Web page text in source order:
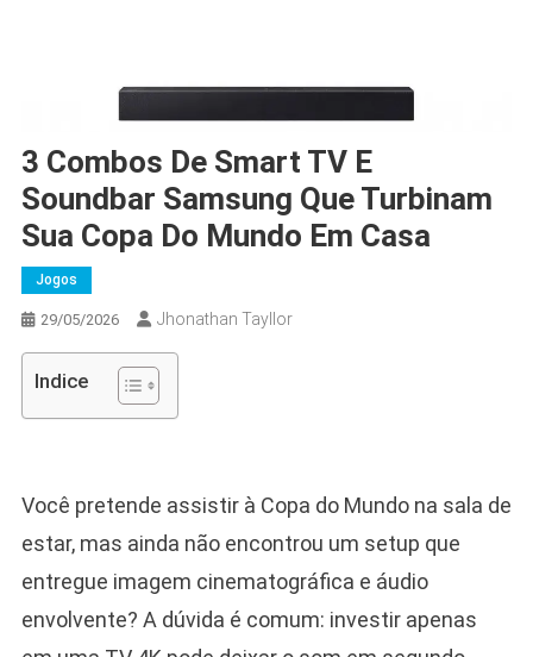
3 Combos De Smart TV E
Soundbar Samsung Que Turbinam
Sua Copa Do Mundo Em Casa
Jogos
29/05/2026 Jhonathan Tayllor
Indice
Você pretende assistir à Copa do Mundo na sala de
estar, mas ainda não encontrou um setup que
entregue imagem cinematográfica e áudio
envolvente? A dúvida é comum: investir apenas